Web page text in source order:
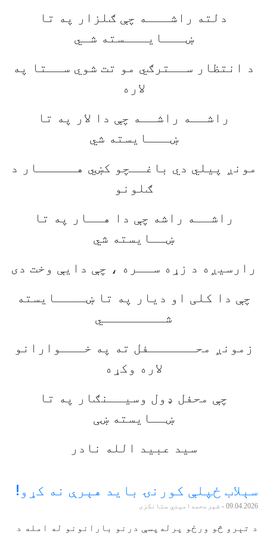
دلته راشـــه چې ګلزار په تا
ښـــایـــسته شـي
د انتظار ســترګي مو تت شوي ســتا په
لاره
راشــه راشــه چې دا لار په تا
ښـــایسته شي
مونږ پیلي دي باغــچو کښي هـــــار د
ګلونو
راشــه راشه چې دا هــار په تا
ښــایسته شي
رارسیږه د زړه ســره ، چې دایې وخت دی
چې دا کلی او ديار په تا ښــــایسته
شــــــــي
زمونږ محــــــفل ته په خـــوارانو
لاره وکړه
چې محفل ډول وسیــنګار په تا
ښــایسته ښی
سید عبید الله نادر
سېلاب ځپلې کورنۍ باید هېرې نه کړو!
09.04.2026 - شېرمحمدامیني ستانکزی
د تېرو څو ورځو پرله‌پسې درنو بارانونو له امله د